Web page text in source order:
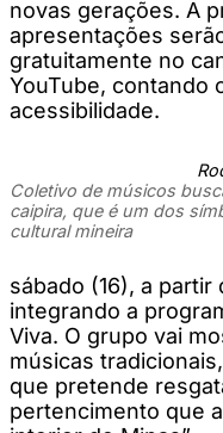
novas gerações. A
apresentações
gratuitamente no
YouTube, contando
acessibilidade.
Coletivo de músicos
caipira, que é um dos
cultural mineira
sábado (16), a
integrando a
Viva. O grupo vai
músicas
que pretende
pertencimento que